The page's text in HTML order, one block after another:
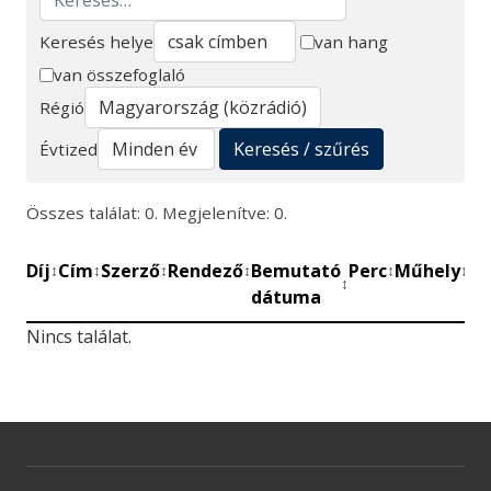
Keresés
Keresés helye
van hang
van összefoglaló
Régió
Évtized
Keresés / szűrés
Összes találat: 0. Megjelenítve: 0.
Díj↕Cím↕Szerző↕Rendező↕Bemutató
dátuma
↕
Perc↕Műhely↕
Nincs találat.